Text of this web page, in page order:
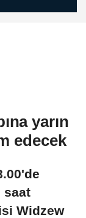
yarın
edecek
saat
Widzew